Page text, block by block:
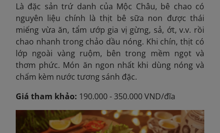
Là đặc sản trứ danh của Mộc Châu, bê chao có
nguyên liệu chính là thịt bê sữa non được thái
miếng vừa ăn, tẩm ướp gia vị gừng, sả, ớt, v.v. rồi
chao nhanh trong chảo dầu nóng. Khi chín, thịt có
lớp ngoài vàng ruộm, bên trong mềm ngọt và
thơm phức. Món ăn ngon nhất khi dùng nóng và
chấm kèm nước tương sánh đặc.
Giá tham khảo: 190.000 - 350.000 VND/đĩa